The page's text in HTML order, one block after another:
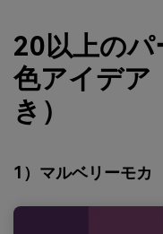
20以上の
色アイデア
き）
1）マルベリーモカ